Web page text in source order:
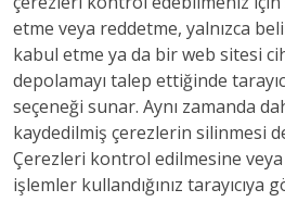
etme veya reddetme, yalnızca
kabul etme ya da bir web sitesi
depolamayı talep ettiğinde
seçeneği sunar. Aynı zamanda
kaydedilmiş çerezlerin silinmesi
Çerezleri kontrol edilmesine
işlemler kullandığınız tarayıcıya